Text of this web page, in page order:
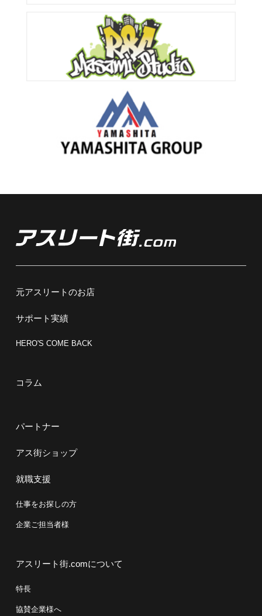
元アスリートのお店
サポート実績
HERO'S COME BACK
コラム
パートナー
アス街ショップ
就職支援
仕事をお探しの方
企業ご担当者様
アスリート街.comについて
特長
協賛企業様へ